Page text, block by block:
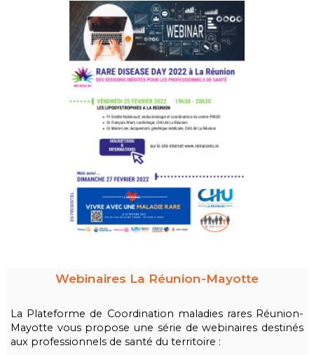
Webinaires La Réunion-Mayotte
La Plateforme de Coordination maladies rares Réunion-
Mayotte vous propose une série de webinaires destinés
aux professionnels de santé du territoire :